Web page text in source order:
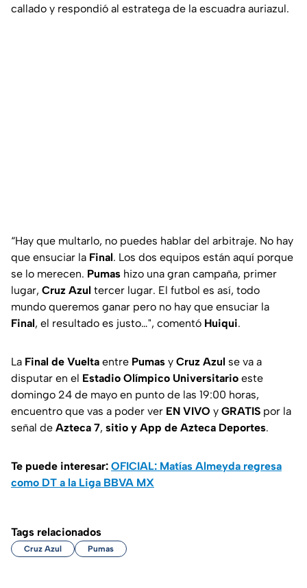
callado y respondió al estratega de la escuadra auriazul.
“Hay que multarlo, no puedes hablar del arbitraje. No hay
que ensuciar la Final. Los dos equipos están aquí porque
se lo merecen. Pumas hizo una gran campaña, primer
lugar, Cruz Azul tercer lugar. El futbol es así, todo
mundo queremos ganar pero no hay que ensuciar la
Final, el resultado es justo…", comentó Huiqui.
La Final de Vuelta entre Pumas y Cruz Azul se va a
disputar en el Estadio Olímpico Universitario este
domingo 24 de mayo en punto de las 19:00 horas,
encuentro que vas a poder ver EN VIVO y GRATIS por la
señal de Azteca 7, sitio y App de Azteca Deportes.
Te puede interesar: OFICIAL: Matías Almeyda regresa
como DT a la Liga BBVA MX
Tags relacionados
Cruz Azul Pumas